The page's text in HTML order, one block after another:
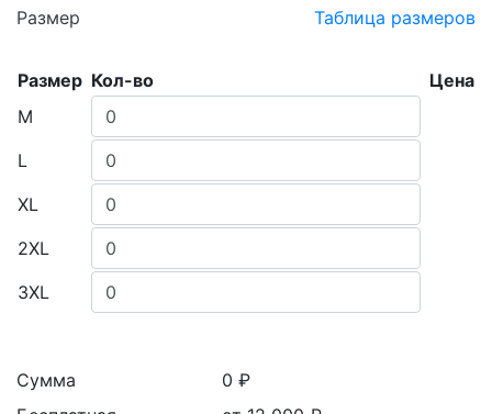
Размер Таблица размеров
Размер Кол-во
Цена
M
L
XL
2XL
3XL
Сумма
0 ₽